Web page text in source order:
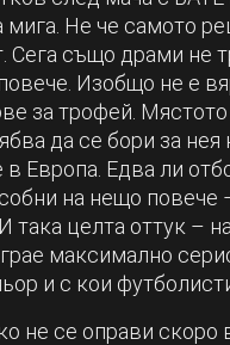
мига. Не че самото
също драми не
Изобщо не е
за трофей.
да се бори за
Европа. Едва ли
на нещо повече
така целта оттук –
максимално
и с кои
не се оправи скоро